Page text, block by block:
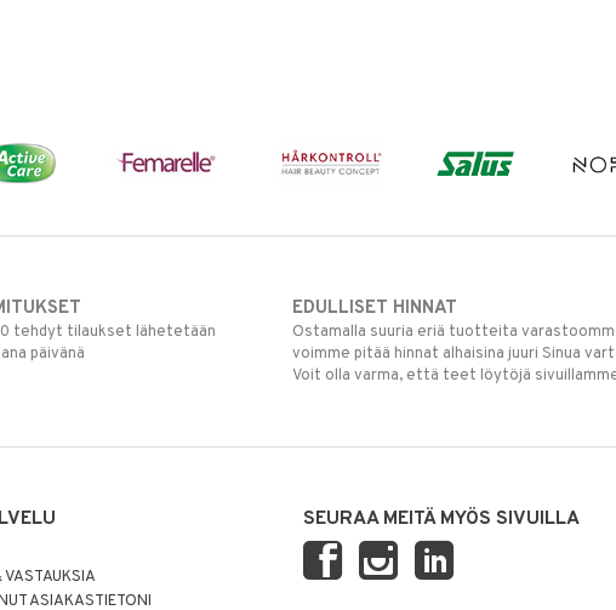
tehdyt tilaukset lähetetään
päivänä
EDULLISET HINNAT
Ostamalla suuria eriä tuotteita
voimme pitää hinnat alhaisina juuri Sinua
Voit olla varma, että teet löytöjä
ASIAKASTIETONI
SEURAA MEITÄ MYÖS SIVUILLA